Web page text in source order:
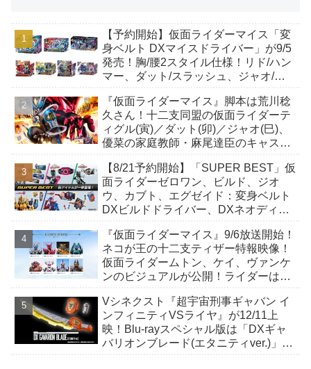
【予約開始】仮面ライダーマイス「変
身ベルト DXマイスドライバー」が9/5
発売！胸/腰2スタイル仕様！リド/ハン
マー、ダット/スラッシュ、ジャオ/バ
も！
『仮面ライダーマイス』脚本は荒川稔
久さん！十二支同盟の仮面ライダーテ
ィグル(寅)／ダット(卯)／ジャオ(巳)、
優菜の家庭教師・麻尾達臣のキャスト
んも変身！
【8/21予約開始】「SUPER BEST」仮
面ライダーゼロワン、ビルド、ジオ
ウ、カブト、エグゼイド：変身ベルト
DXビルドドライバー、DXネオディケ
か12点！
『仮面ライダーマイス』9/6放送開始！
ネコが王の十二支ティザー特報映像！
仮面ライダームトン、ケイ、ヴァンケ
ンのビジュアルが公開！ライダーは子
Vシネクスト『超宇宙刑事ギャバン イ
ンフィニティVSライヤ』が12/11上
映！Blu-rayスペシャル版は「DXギャ
バリオンブレード(エタニティver.)」